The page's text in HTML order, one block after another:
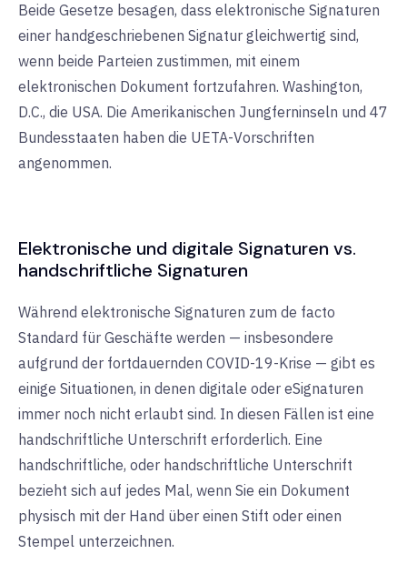
Beide Gesetze besagen, dass elektronische Signaturen
einer handgeschriebenen Signatur gleichwertig sind,
wenn beide Parteien zustimmen, mit einem
elektronischen Dokument fortzufahren. Washington,
D.C., die USA. Die Amerikanischen Jungferninseln und 47
Bundesstaaten haben die UETA-Vorschriften
angenommen.
Elektronische und digitale Signaturen vs.
handschriftliche Signaturen
Während elektronische Signaturen zum de facto
Standard für Geschäfte werden — insbesondere
aufgrund der fortdauernden COVID-19-Krise — gibt es
einige Situationen, in denen digitale oder eSignaturen
immer noch nicht erlaubt sind. In diesen Fällen ist eine
handschriftliche Unterschrift erforderlich. Eine
handschriftliche, oder handschriftliche Unterschrift
bezieht sich auf jedes Mal, wenn Sie ein Dokument
physisch mit der Hand über einen Stift oder einen
Stempel unterzeichnen.